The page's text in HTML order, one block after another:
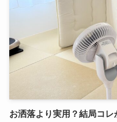
お洒落より実用？結局コ